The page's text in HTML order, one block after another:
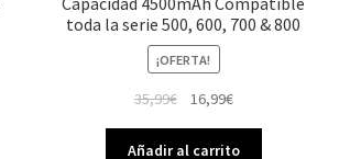
toda la serie 500, 600, 700 & 800
¡OFERTA!
35,99€
original
16,99€El
actual
Añadir al carrito